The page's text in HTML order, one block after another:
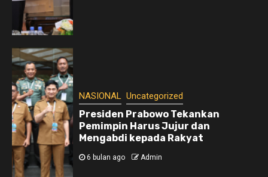
NASIONAL Uncategorized
Presiden Prabowo Tekankan
Pemimpin Harus Jujur dan
Mengabdi kepada Rakyat
6 bulan ago Admin